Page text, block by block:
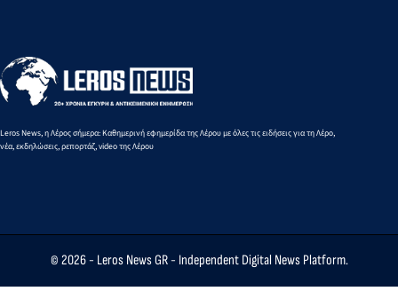
Leros News, η Λέρος σήμερα: Καθημερινή εφημερίδα της Λέρου με όλες τις ειδήσεις για τη Λέρο,
νέα, εκδηλώσεις, ρεπορτάζ, video της Λέρου
© 2026 - Leros News GR- Independent Digital News Platform.